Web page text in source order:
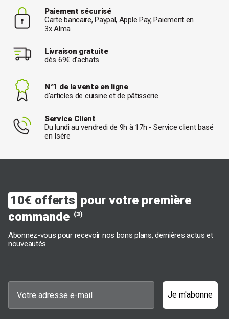
Paiement sécurisé
Carte bancaire, Paypal, Apple Pay, Paiement en
3x Alma
Livraison gratuite
dès 69€ d’achats
N°1 de la vente en ligne
d'articles de cuisine et de pâtisserie
Service Client
Du lundi au vendredi de 9h à 17h - Service client basé
en Isère
10€ offerts pour votre première
commande (3)
Abonnez-vous pour recevoir nos bons plans, dernières actus et
nouveautés
Je m'abonne